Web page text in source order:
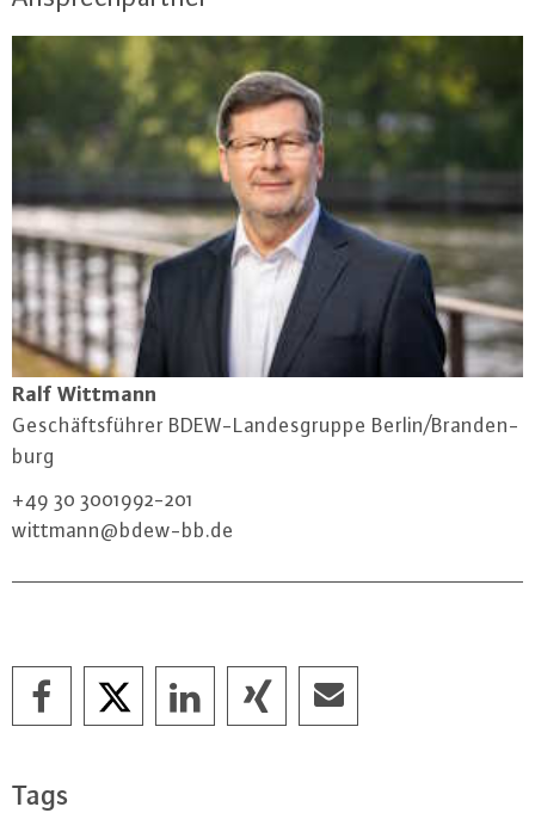
Ralf Wittmann
Ge­schäfts­füh­rer BDEW-Lan­des­grup­pe Berlin/Bran­den­
burg
+49 30 3001992-201
wittmann@​bdew-​bb.​de
Tags